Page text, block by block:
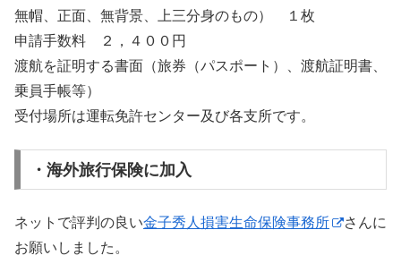
無帽、正面、無背景、上三分身のもの） １枚
申請手数料 ２，４００円
渡航を証明する書面（旅券（パスポート）、渡航証明書、
乗員手帳等）
受付場所は運転免許センター及び各支所です。
・海外旅行保険に加入
ネットで評判の良い金子秀人損害生命保険事務所
さんに
お願いしました。